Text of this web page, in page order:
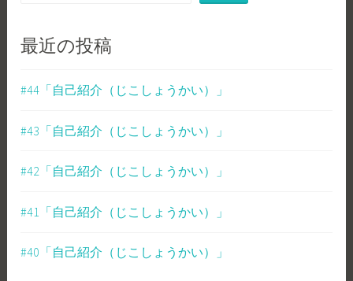
最近の投稿
#44「自己紹介（じこしょうかい）」
#43「自己紹介（じこしょうかい）」
#42「自己紹介（じこしょうかい）」
#41「自己紹介（じこしょうかい）」
#40「自己紹介（じこしょうかい）」